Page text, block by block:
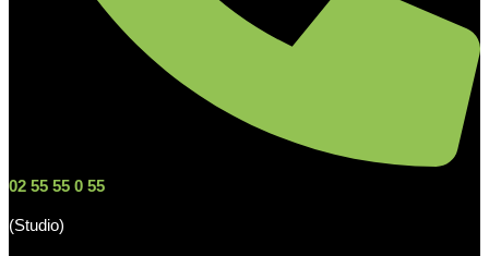
02 55 55 0 55
(Studio)